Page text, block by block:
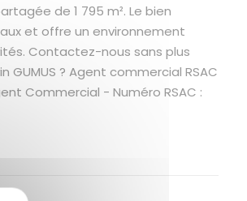
de 1 795 m². Le bien
et offre un environnement
Contactez-nous sans plus
GUMUS ? Agent commercial RSAC
Commercial - Numéro RSAC :